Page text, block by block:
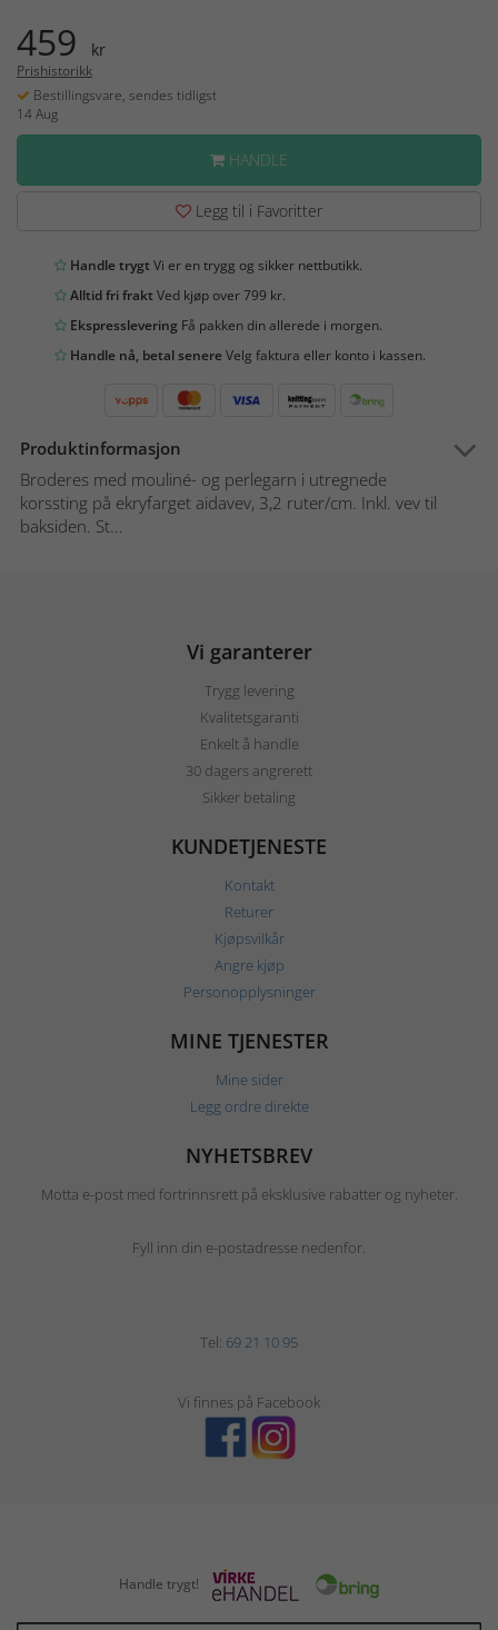
459 kr
Prishistorikk
Bestillingsvare, sendes tidligst
14 Aug
HANDLE
Legg til i Favoritter
Handle trygtVi er en trygg og sikker nettbutikk.
Alltid fri fraktVed kjøp over 799 kr.
Ekspresslevering Få pakken din allerede i morgen.
Handle nå, betal senereVelg faktura eller konto i kassen.
Produktinformasjon
Broderes med mouliné- og perlegarn i utregnede
korssting på ekryfarget aidavev, 3,2 ruter/cm. Inkl. vev til
baksiden. St...
Vi garanterer
Trygg levering
Kvalitetsgaranti
Enkelt å handle
30 dagers angrerett
Sikker betaling
KUNDETJENESTE
Kontakt
Returer
Kjøpsvilkår
Angre kjøp
Personopplysninger
MINE TJENESTER
Mine sider
Legg ordre direkte
NYHETSBREV
Motta e-post med fortrinnsrett på eksklusive rabatter og nyheter.
Fyll inn din e-postadresse nedenfor.
Tel: 69 21 10 95
Vi finnes på Facebook
Handle trygt!